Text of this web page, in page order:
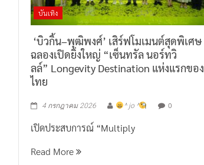
บันเทิง
‘บิวกิ้น–พุฒิพงศ์’ เสิร์ฟโมเมนต์สุดพิเศษ
ฉลองเปิดยิ่งใหญ่ “เซ็นทรัล นอร์ทวิ
ลล์” Longevity Destination แห่งแรกของ
ไทย
4 กรกฎาคม 2026 ^ jo ^ 0
เปิดประสบการณ์ “Multiply
Read More